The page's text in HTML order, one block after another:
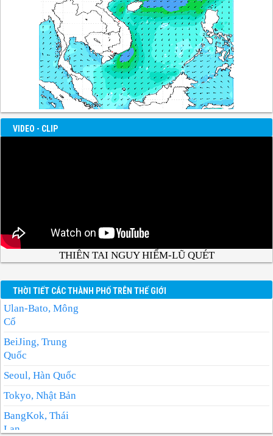
VIDEO - CLIP
THIÊN TAI NGUY HIỂM-LŨ QUÉT
THỜI TIẾT CÁC THÀNH PHỐ TRÊN THẾ GIỚI
Ulan-Bato, Mông
Cổ
BeiJing, Trung
Quốc
Seoul, Hàn Quốc
Tokyo, Nhật Bản
BangKok, Thái
Lan